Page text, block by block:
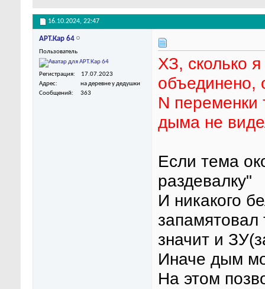
16.10.2024, 22:47
АРТ.Кар 64
Пользователь
Регистрация
17.07.2023
Адрес
на деревне у дедушки
Сообщений
363
ХЗ, сколько
объединено,
N переменки
дыма не
Если тема
раздевалку"
И никакого
значит и
Иначе дым
На этом